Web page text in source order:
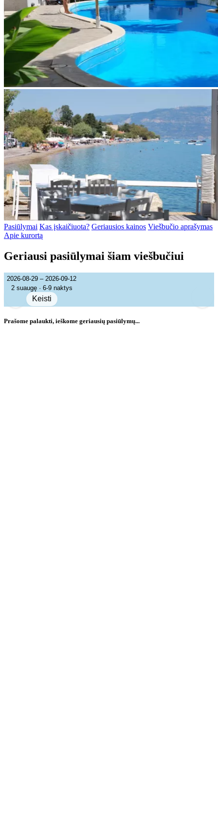
Pasiūlymai Kas įskaičiuota? Geriausios kainos Viešbučio aprašymas
Apie kurortą
Geriausi pasiūlymai šiam viešbučiui
2026-08-29 – 2026-09-12
2 suaugę · 6-9 naktys
Keisti
Prašome palaukti, ieškome geriausių pasiūlymų...